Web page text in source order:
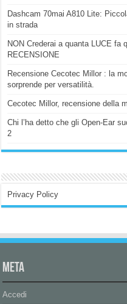
Dashcam 70mai A810 Lite:
in strada
NON Crederai a quanta LUCE fa
RECENSIONE
Recensione Cecotec Millor : la
sorprende per versatilità.
Cecotec Millor, recensione della
Chi l’ha detto che gli Open-Ear
2
Privacy Policy
Meta
Accedi